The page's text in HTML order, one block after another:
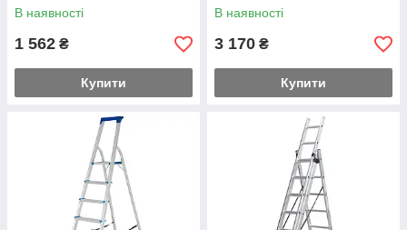
В наявності
1 562 ₴
Купити
В наявності
3 170 ₴
Купити